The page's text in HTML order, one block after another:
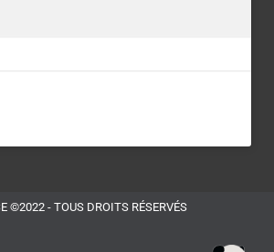
©2022 - TOUS DROITS RÉSERVÉS